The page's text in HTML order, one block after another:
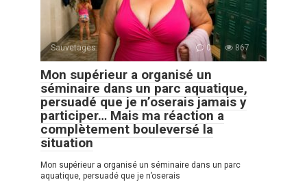
Sauvetages 0 867
Mon supérieur a organisé un
séminaire dans un parc aquatique,
persuadé que je n’oserais jamais y
participer… Mais ma réaction a
complètement bouleversé la
situation
Mon supérieur a organisé un séminaire dans un parc
aquatique, persuadé que je n’oserais